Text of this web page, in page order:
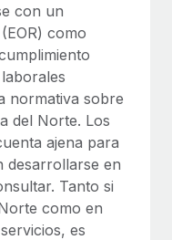
con un
como
normativa sobre
del Norte. Los
ajena para
desarrollarse en
Tanto si
como en
es